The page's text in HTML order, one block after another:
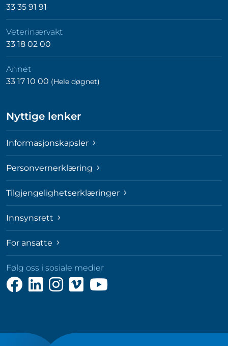
33 35 91 91
Veterinærvakt
33 18 02 00
Annet
33 17 10 00 (Hele døgnet)
Nyttige lenker
Informasjonskapsler
Personvernerklæring
Tilgjengelighetserklæringer
Innsynsrett
For ansatte
Følg oss i sosiale medier
Følg
oss
Følg
oss
Følg
oss
Følg
oss
Følg
oss